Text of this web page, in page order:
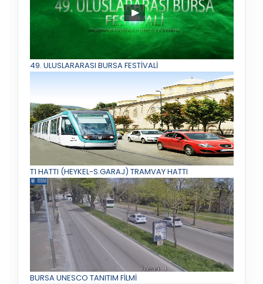
49. ULUSLARARASI BURSA FESTİVALİ
T1 HATTI (HEYKEL-S.GARAJ) TRAMVAY HATTI
BURSA UNESCO TANITIM FİLMİ